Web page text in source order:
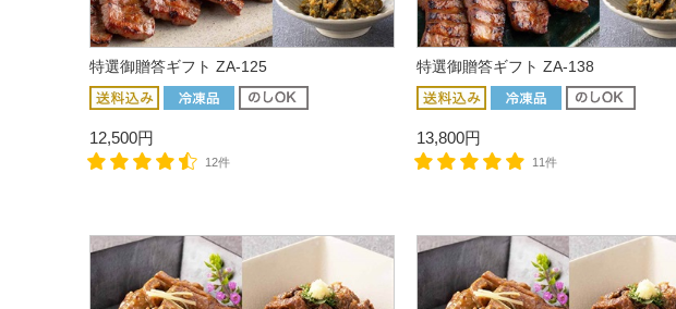
特選御贈答ギフト ZA-125
12,500円
12件
特選御贈答ギフト ZA-138
13,800円
11件